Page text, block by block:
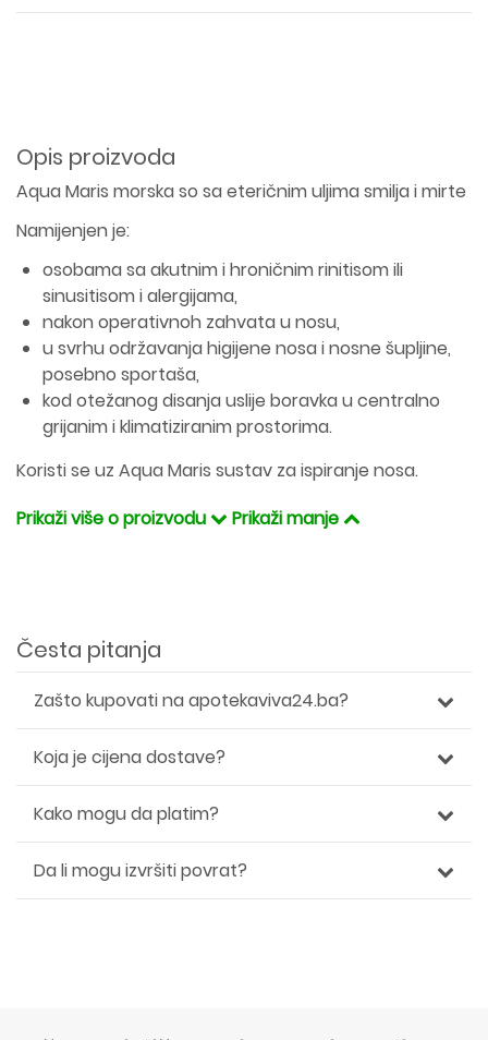
Opis proizvoda
Aqua Maris morska so sa eteričnim uljima smilja i mirte
Namijenjen je:
osobama sa akutnim i hroničnim rinitisom ili
sinusitisom i alergijama,
nakon operativnoh zahvata u nosu,
u svrhu održavanja higijene nosa i nosne šupljine,
posebno sportaša,
kod otežanog disanja uslije boravka u centralno
grijanim i klimatiziranim prostorima.
Koristi se uz Aqua Maris sustav za ispiranje nosa.
Prikaži više o proizvodu
Prikaži manje
Česta pitanja
Zašto kupovati na apotekaviva24.ba?
Koja je cijena dostave?
Kako mogu da platim?
Da li mogu izvršiti povrat?